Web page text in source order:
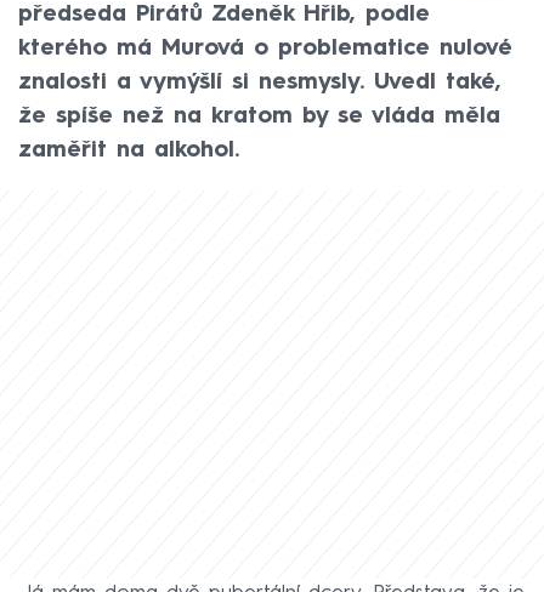
předseda Pirátů Zdeněk Hřib, podle
kterého má Murová o problematice nulové
znalosti a vymýšlí si nesmysly. Uvedl také,
že spíše než na kratom by se vláda měla
zaměřit na alkohol.